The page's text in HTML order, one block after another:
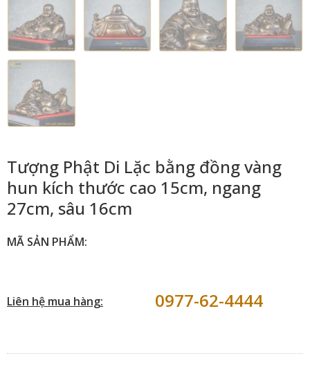
Tượng Phật Di Lặc bằng đồng vàng
hun kích thước cao 15cm, ngang
27cm, sâu 16cm
MÃ SẢN PHẨM:
Liên hệ mua hàng: 0977-62-4444